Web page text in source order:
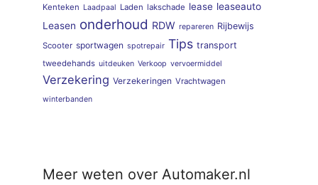
Kenteken Laadpaal Laden lakschade lease leaseauto
Leasen onderhoud RDW repareren Rijbewijs
Scooter sportwagen spotrepair Tips transport
tweedehands uitdeuken Verkoop vervoermiddel
Verzekering Verzekeringen Vrachtwagen
winterbanden
Meer weten over Automaker.nl